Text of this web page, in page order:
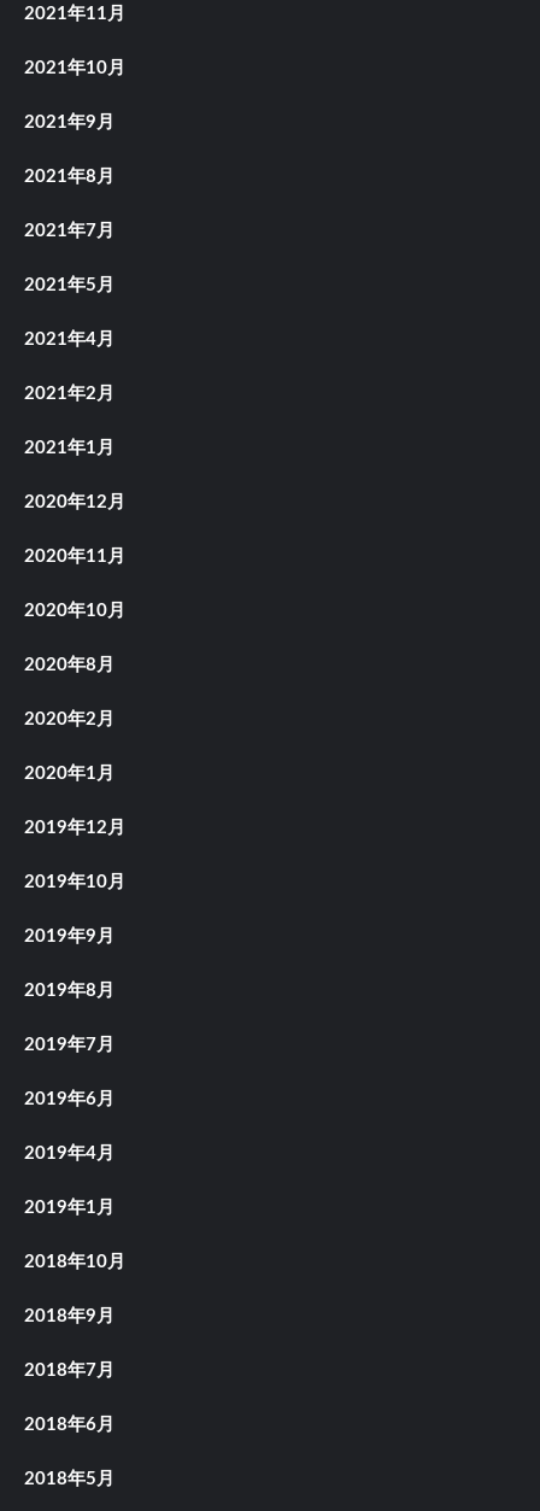
2021年11月
2021年10月
2021年9月
2021年8月
2021年7月
2021年5月
2021年4月
2021年2月
2021年1月
2020年12月
2020年11月
2020年10月
2020年8月
2020年2月
2020年1月
2019年12月
2019年10月
2019年9月
2019年8月
2019年7月
2019年6月
2019年4月
2019年1月
2018年10月
2018年9月
2018年7月
2018年6月
2018年5月